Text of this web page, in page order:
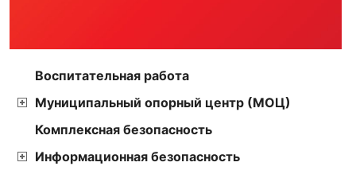
Воспитательная работа
Муниципальный опорный центр (МОЦ)
Комплексная безопасность
Информационная безопасность